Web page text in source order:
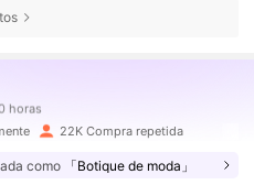
horas
2 horas
22K Compra repetida
como 「Botique de moda」